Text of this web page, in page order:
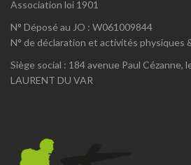
Association loi 1901
N° Déposé au JO : W061009844
N° de déclaration et activités physiques
Siège social : 184 avenue Paul Cézanne,
LAURENT DU VAR